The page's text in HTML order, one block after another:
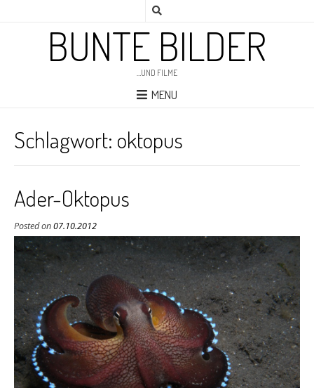
BUNTE BILDER
…UND FILME
MENU
Schlagwort: oktopus
Ader-Oktopus
Posted on07.10.2012